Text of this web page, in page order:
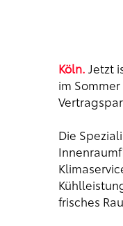
Köln. Jetzt
im
Die
frisches